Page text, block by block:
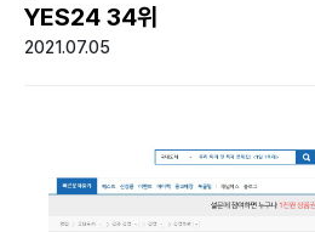
YES24 34위
2021.07.05